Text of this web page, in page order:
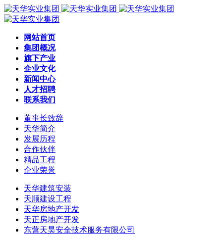
网站首页
集团概况
旗下产业
企业文化
新闻中心
人才招聘
联系我们
董事长致辞
天华简介
发展历程
合作伙伴
精品工程
企业荣誉
天华建筑安装
天顺建设工程
天华房地产开发
天正房地产开发
东营天昊安全技术服务有限公司